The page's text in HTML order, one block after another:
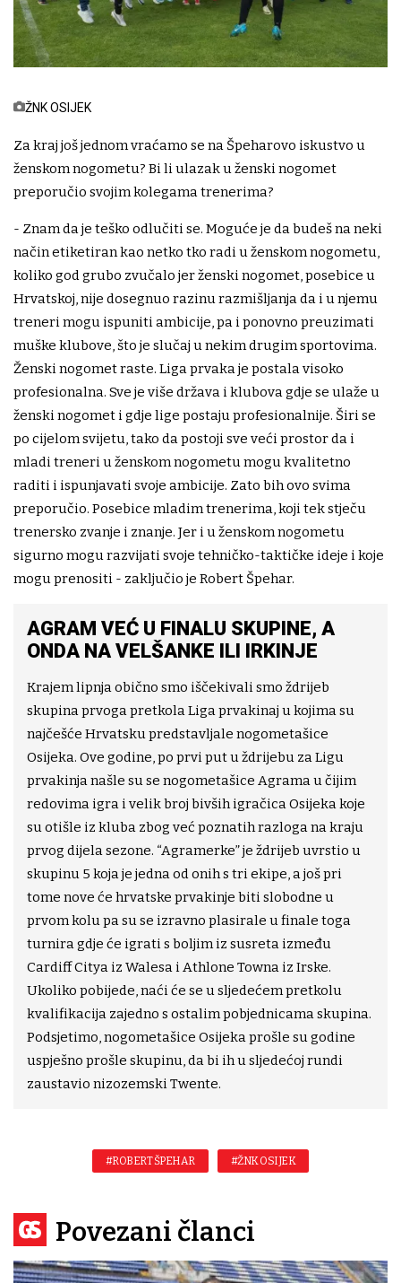
ŽNK OSIJEK
Za kraj još jednom vraćamo se na Špeharovo iskustvo u
ženskom nogometu? Bi li ulazak u ženski nogomet
preporučio svojim kolegama trenerima?
- Znam da je teško odlučiti se. Moguće je da budeš na neki
način etiketiran kao netko tko radi u ženskom nogometu,
koliko god grubo zvučalo jer ženski nogomet, posebice u
Hrvatskoj, nije dosegnuo razinu razmišljanja da i u njemu
treneri mogu ispuniti ambicije, pa i ponovno preuzimati
muške klubove, što je slučaj u nekim drugim sportovima.
Ženski nogomet raste. Liga prvaka je postala visoko
profesionalna. Sve je više država i klubova gdje se ulaže u
ženski nogomet i gdje lige postaju profesionalnije. Širi se
po cijelom svijetu, tako da postoji sve veći prostor da i
mladi treneri u ženskom nogometu mogu kvalitetno
raditi i ispunjavati svoje ambicije. Zato bih ovo svima
preporučio. Posebice mladim trenerima, koji tek stječu
trenersko zvanje i znanje. Jer i u ženskom nogometu
sigurno mogu razvijati svoje tehničko-taktičke ideje i koje
mogu prenositi - zaključio je Robert Špehar.
AGRAM VEĆ U FINALU SKUPINE, A
ONDA NA VELŠANKE ILI IRKINJE
Krajem lipnja obično smo iščekivali smo ždrijeb
skupina prvoga pretkola Liga prvakinaj u kojima su
najčešće Hrvatsku predstavljale nogometašice
Osijeka. Ove godine, po prvi put u ždrijebu za Ligu
prvakinja našle su se nogometašice Agrama u čijim
redovima igra i velik broj bivših igračica Osijeka koje
su otišle iz kluba zbog već poznatih razloga na kraju
prvog dijela sezone. “Agramerke” je ždrijeb uvrstio u
skupinu 5 koja je jedna od onih s tri ekipe, a još pri
tome nove će hrvatske prvakinje biti slobodne u
prvom kolu pa su se izravno plasirale u finale toga
turnira gdje će igrati s boljim iz susreta između
Cardiff Citya iz Walesa i Athlone Towna iz Irske.
Ukoliko pobijede, naći će se u sljedećem pretkolu
kvalifikacija zajedno s ostalim pobjednicama skupina.
Podsjetimo, nogometašice Osijeka prošle su godine
uspješno prošle skupinu, da bi ih u sljedećoj rundi
zaustavio nizozemski Twente.
#ROBERT ŠPEHAR #ŽNK OSIJEK
Povezani članci